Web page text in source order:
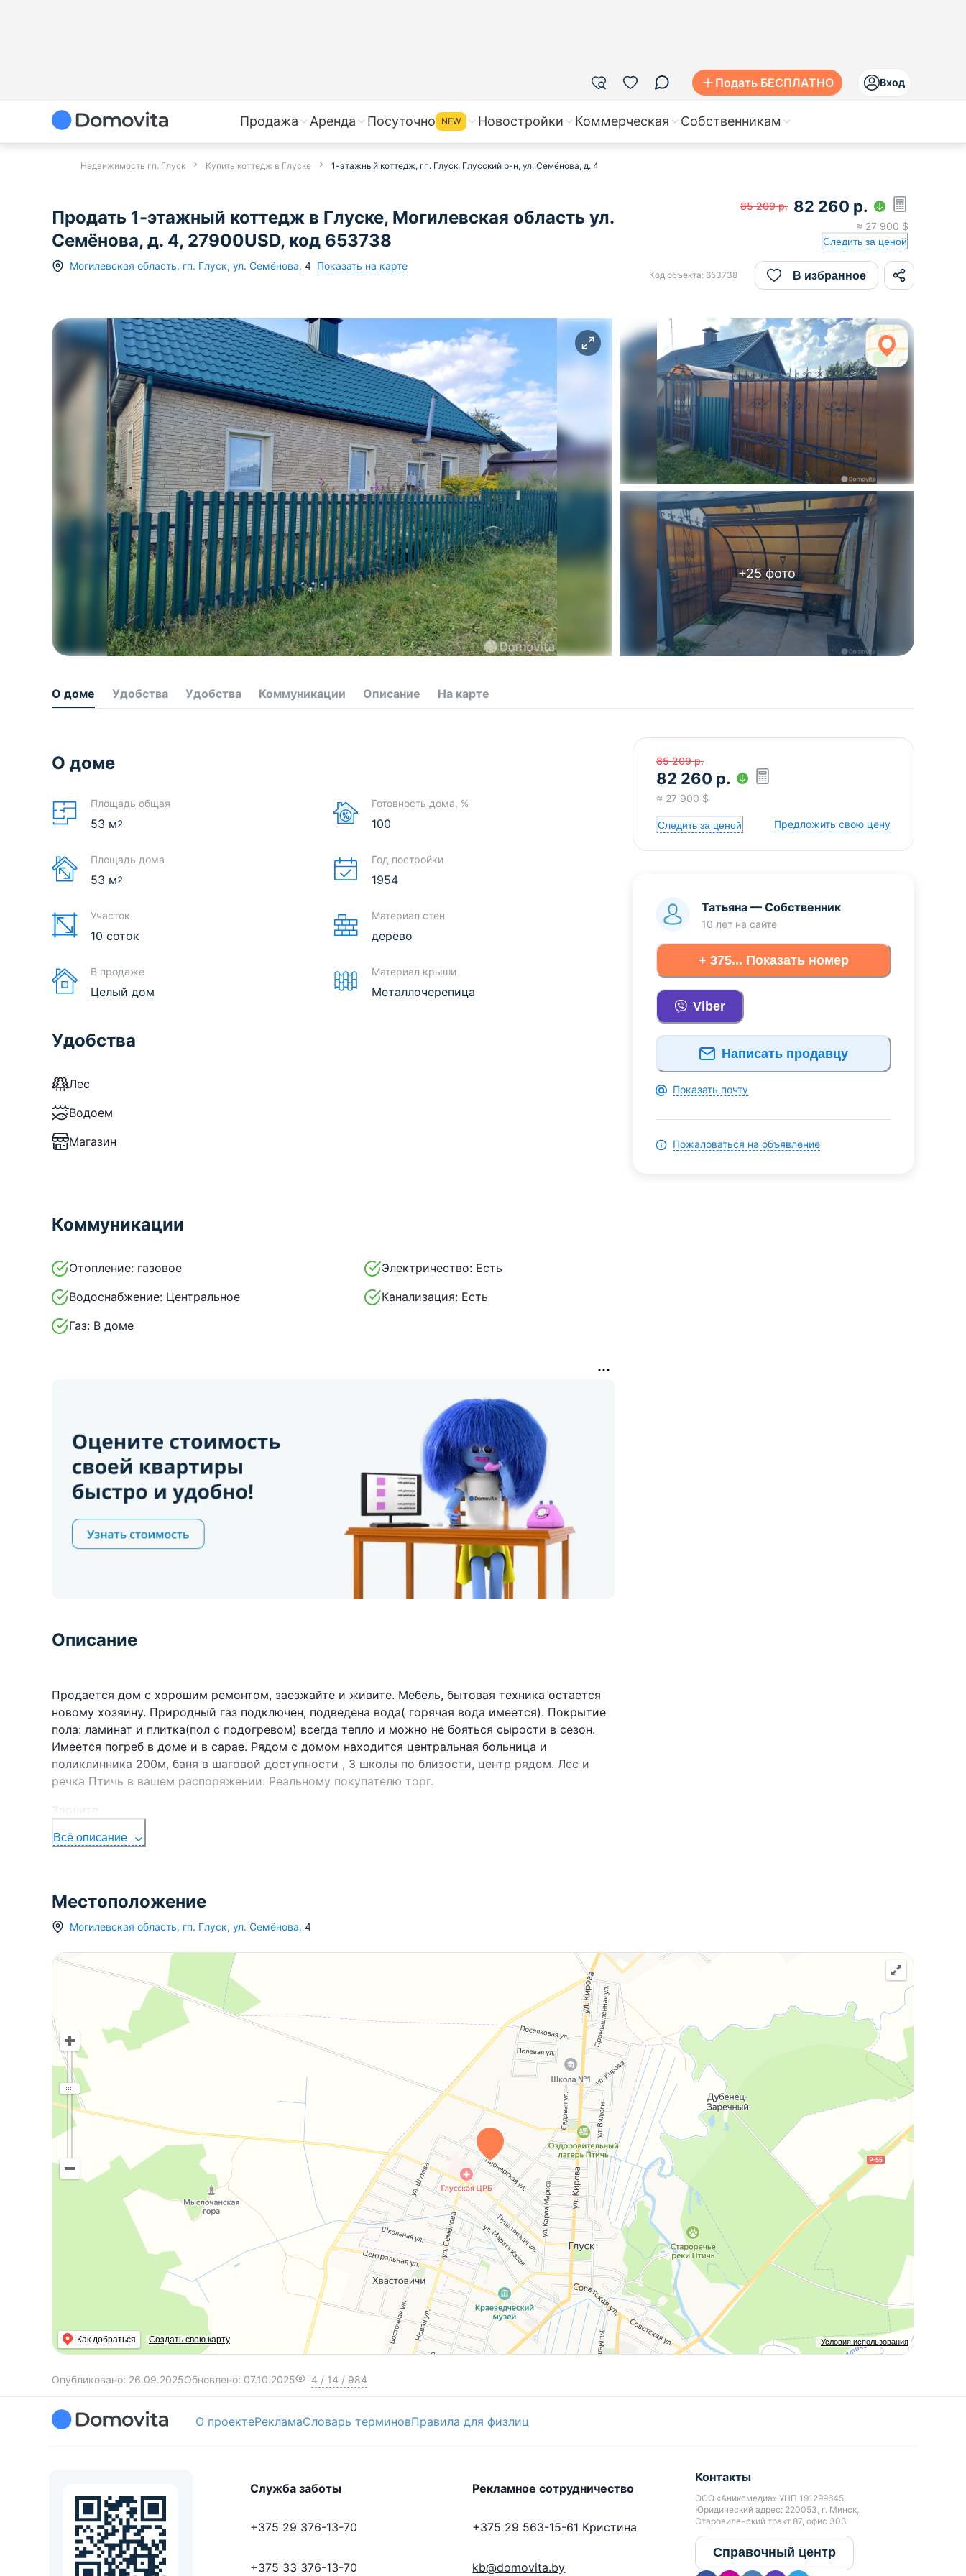
Подать БЕСПЛАТНО Вход
Продажа Аренда Посуточно NEW Новостройки Коммерческая Собственникам
Недвижимость гп. Глуск Купить коттедж в Глуске 1-этажный коттедж, гп. Глуск, Глусский р-н, ул. Семёнова, д. 4
Продать 1-этажный коттедж в Глуске, Могилевская область ул.
Семёнова, д. 4, 27900USD, код 653738
Могилевская область, гп. Глуск, ул. Семёнова, 4 Показать на карте
85 209 р. 82 260 р.
≈ 27 900 $
Следить за ценой
Код объекта: 653738 В избранное
+25фото
О доме Удобства Удобства Коммуникации Описание На карте
О доме
Площадь общая
53 м2
Площадь дома
53 м2
Участок
10 соток
В продаже
Целый дом
Готовность дома, %
100
Год постройки
1954
Материал стен
дерево
Материал крыши
Металлочерепица
Удобства
Лес
Водоем
Магазин
Коммуникации
Отопление: газовое
Водоснабжение: Центральное
Газ: В доме
Электричество: Есть
Канализация: Есть
Описание
Продается дом с хорошим ремонтом, заезжайте и живите. Мебель, бытовая техника остается
новому хозяину. Природный газ подключен, подведена вода( горячая вода имеется). Покрытие
пола: ламинат и плитка(пол с подогревом) всегда тепло и можно не бояться сырости в сезон.
Имеется погреб в доме и в сарае. Рядом с домом находится центральная больница и
поликлинника 200м, баня в шаговой доступности , 3 школы по близости, центр рядом. Лес и
речка Птичь в вашем распоряжении. Реальному покупателю торг.
Звоните
Всё описание
85 209 р.
82 260 р.
≈ 27 900 $
Следить за ценой Предложить свою цену
Татьяна — Собственник
10 лет на сайте
+ 375... Показать номер
Viber
Написать продавцу
Показать почту
Пожаловаться на объявление
Местоположение
Могилевская область, гп. Глуск, ул. Семёнова, 4
Условия использования
Как добраться Создать свою карту
Опубликовано: 26.09.2025Обновлено: 07.10.2025 4 / 14 / 984
О проектеРекламаСловарь терминовПравила для физлиц
Служба заботы
+375 29 376-13-70
+375 33 376-13-70
Рекламное сотрудничество
+375 29 563-15-61 Кристина
kb@domovita.by
Контакты
ООО «Аниксмедиа» УНП 191299645,
Юридический адрес: 220053, г. Минск,
Старовиленский тракт 87, офис 303
Справочный центр